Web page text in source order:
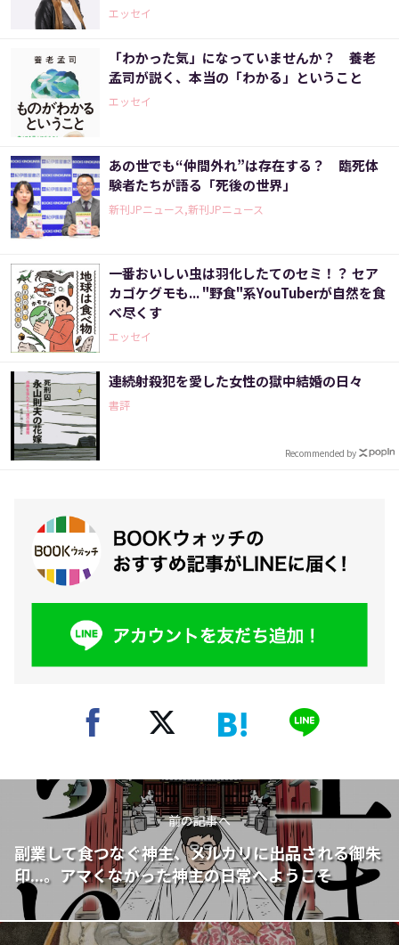
エッセイ
「わかった気」になっていませんか？ 養老
孟司が説く、本当の「わかる」ということ
エッセイ
あの世でも“仲間外れ”は存在する？ 臨死体
験者たちが語る「死後の世界」
新刊JPニュース,新刊JPニュース
一番おいしい虫は羽化したてのセミ！？ セア
カゴケグモも... "野食"系YouTuberが自然を食
べ尽くす
エッセイ
連続射殺犯を愛した女性の獄中結婚の日々
書評
Recommended by
前の記事へ
副業して食つなぐ神主、メルカリに出品される御朱
印...。アマくなかった神主の日常へようこそ